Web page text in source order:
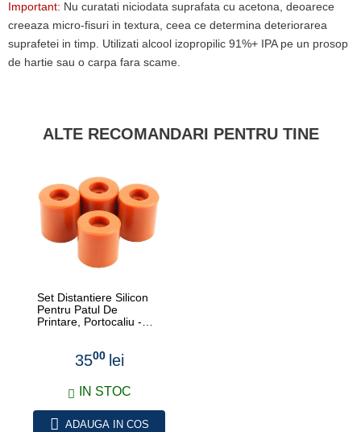
Important: Nu curatati niciodata suprafata cu acetona, deoarece
creeaza micro-fisuri in textura, ceea ce determina deteriorarea
suprafetei in timp. Utilizati alcool izopropilic 91%+ IPA pe un prosop
de hartie sau o carpa fara scame.
ALTE RECOMANDARI PENTRU TINE
Set Distantiere Silicon
Pentru Patul De
Printare, Portocaliu -
3500 lei
IN STOC
ADAUGA IN COS